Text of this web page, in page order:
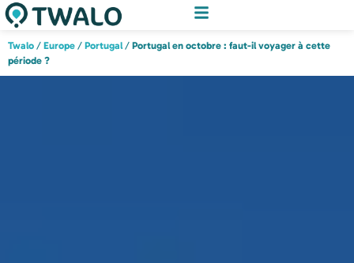
Twalo / Europe / Portugal/ Portugal en octobre : faut-il voyager à cette
période ?